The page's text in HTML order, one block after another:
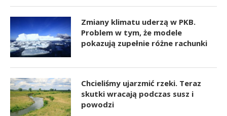
Zmiany klimatu uderzą w PKB.
Problem w tym, że modele
pokazują zupełnie różne rachunki
Chcieliśmy ujarzmić rzeki. Teraz
skutki wracają podczas susz i
powodzi